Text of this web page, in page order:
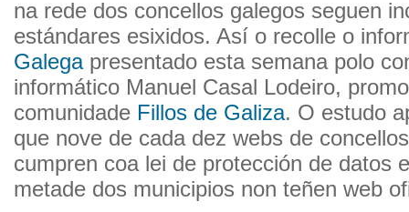
na rede dos concellos galegos seguen
estándares esixidos. Así o recolle o
Galegapresentado esta semana polo
informático Manuel Casal Lodeiro,
comunidade Fillos de Galiza. O estudo
que nove de cada dez webs de
cumpren coa lei de protección de datos
metade dos municipios non teñen web